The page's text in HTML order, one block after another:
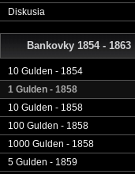
Diskusia
Bankovky 1854 - 1863
10 Gulden - 1854
1 Gulden - 1858
10 Gulden - 1858
100 Gulden - 1858
1000 Gulden - 1858
5 Gulden - 1859